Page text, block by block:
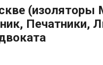
(изоляторы
Печатники,